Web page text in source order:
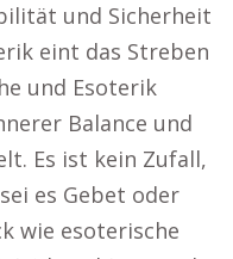
und Sicherheit
eint das Streben
und Esoterik
Balance und
Es ist kein Zufall,
es Gebet oder
wie esoterische